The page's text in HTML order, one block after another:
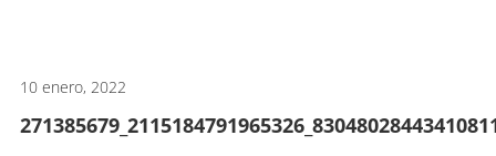
10 enero, 2022